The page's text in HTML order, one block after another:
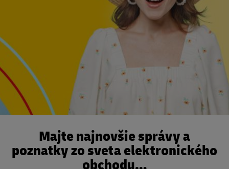
Majte najnovšie správy a
poznatky zo sveta elektronického
obchodu…